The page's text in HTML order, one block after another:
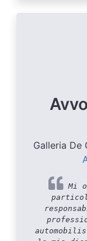
Galleria De
Mi